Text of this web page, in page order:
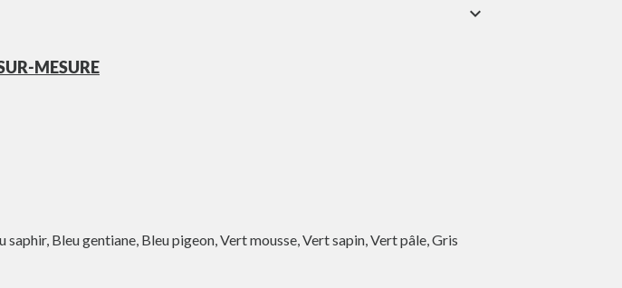
expand_more
MESURE
Bleu gentiane, Bleu pigeon, Vert mousse, Vert sapin, Vert pâle, Gris